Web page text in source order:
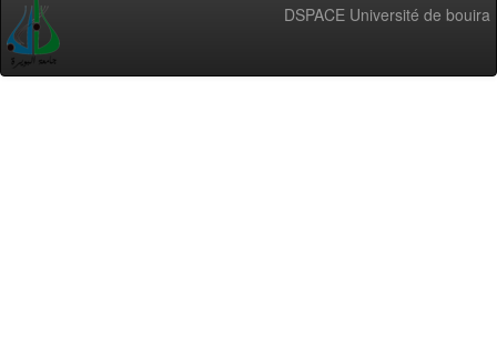
DSPACE Université de bouira